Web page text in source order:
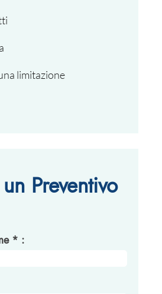
limitazione
Preventivo
* :